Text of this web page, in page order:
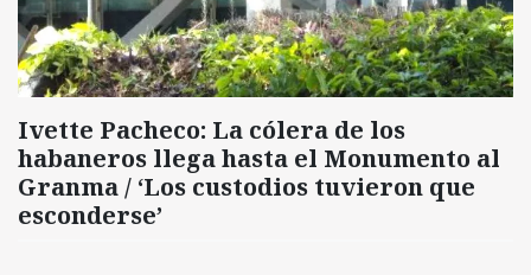
Ivette Pacheco: La cólera de los
habaneros llega hasta el Monumento al
Granma / ‘Los custodios tuvieron que
esconderse’